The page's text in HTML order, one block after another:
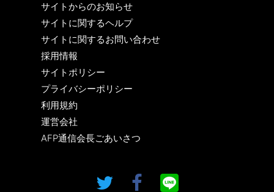
サイトからのお知らせ
サイトに関するヘルプ
サイトに関するお問い合わせ
採用情報
サイトポリシー
プライバシーポリシー
利用規約
運営会社
AFP通信会長ごあいさつ